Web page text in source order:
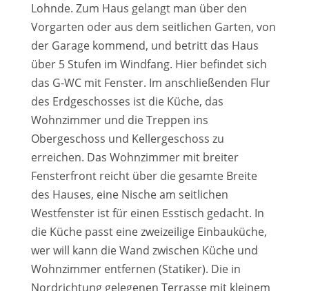
Lohnde. Zum Haus gelangt man über den
Vorgarten oder aus dem seitlichen Garten, von
der Garage kommend, und betritt das Haus
über 5 Stufen im Windfang. Hier befindet sich
das G-WC mit Fenster. Im anschließenden Flur
des Erdgeschosses ist die Küche, das
Wohnzimmer und die Treppen ins
Obergeschoss und Kellergeschoss zu
erreichen. Das Wohnzimmer mit breiter
Fensterfront reicht über die gesamte Breite
des Hauses, eine Nische am seitlichen
Westfenster ist für einen Esstisch gedacht. In
die Küche passt eine zweizeilige Einbauküche,
wer will kann die Wand zwischen Küche und
Wohnzimmer entfernen (Statiker). Die in
Nordrichtung gelegenen Terrasse mit kleinem